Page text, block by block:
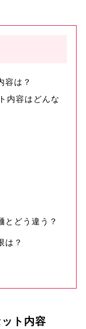
容は？
内容はどんな
とどう違う？
は？
ト内容